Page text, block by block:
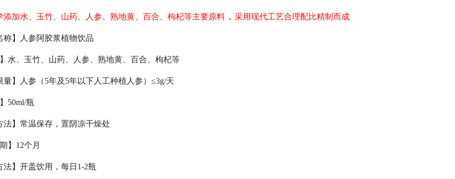
添加水、玉竹、山药、人参、熟地黄、百合、枸杞等主要原料 ， 采用现代工艺合理配比精制而成
称】人参阿胶浆植物饮品
水、玉竹、山药、人参、熟地黄、百合、枸杞等
量】人参（5年及5年以下人工种植人参）≤3g/天
50ml/瓶
法】常温保存，置阴凉干燥处
】12个月
法】开盖饮用，每日1-2瓶